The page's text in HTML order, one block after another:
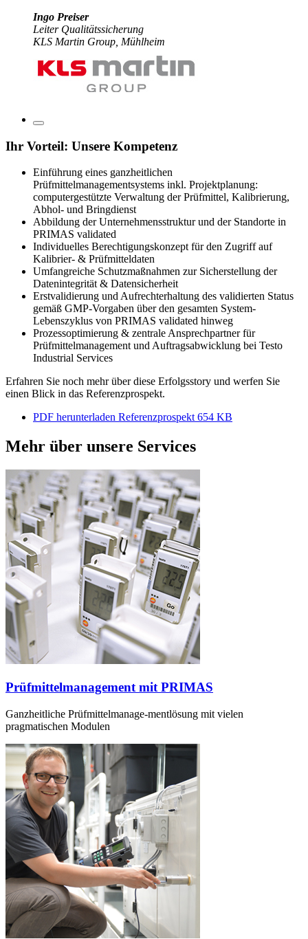
Ingo Preiser
Leiter Qualitätssicherung
KLS Martin Group, Mühlheim
Ihr Vorteil: Unsere Kompetenz
Einführung eines ganzheitlichen
Prüfmittelmanagementsystems inkl. Projektplanung:
computergestützte Verwaltung der Prüfmittel, Kalibrierung,
Abhol- und Bringdienst
Abbildung der Unternehmensstruktur und der Standorte in
PRIMAS validated
Individuelles Berechtigungskonzept für den Zugriff auf
Kalibrier- & Prüfmitteldaten
Umfangreiche Schutzmaßnahmen zur Sicherstellung der
Datenintegrität & Datensicherheit
Erstvalidierung und Aufrechterhaltung des validierten Status
gemäß GMP-Vorgaben über den gesamten System-
Lebenszyklus von PRIMAS validated hinweg
Prozessoptimierung & zentrale Ansprechpartner für
Prüfmittelmanagement und Auftragsabwicklung bei Testo
Industrial Services
Erfahren Sie noch mehr über diese Erfolgsstory und werfen Sie
einen Blick in das Referenzprospekt.
PDF herunterladen Referenzprospekt 654 KB
Mehr über unsere Services
Prüfmittelmanagement mit PRIMAS
Ganzheitliche Prüfmittelmanage-mentlösung mit vielen
pragmatischen Modulen